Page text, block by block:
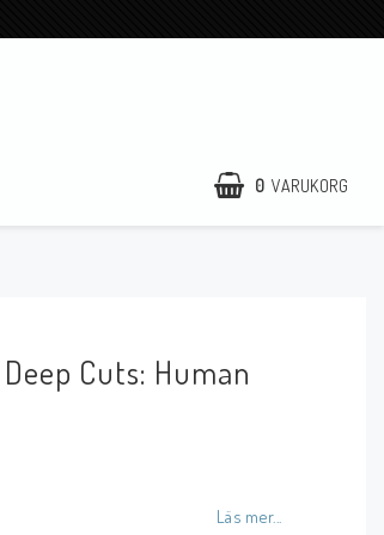
0 VARUKORG
Cuts: Human
Läs mer...